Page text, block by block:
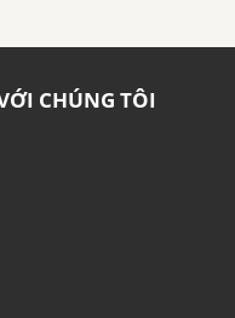
CHÚNG TÔI